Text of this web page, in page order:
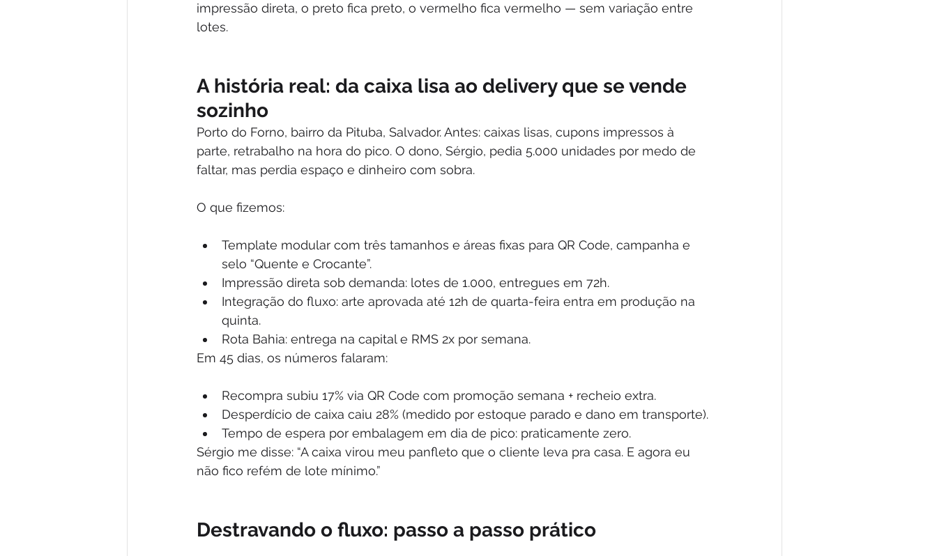
impressão direta, o preto fica preto, o vermelho fica vermelho — sem variação entre
lotes.
A história real: da caixa lisa ao delivery que se vende
sozinho
Porto do Forno, bairro da Pituba, Salvador. Antes: caixas lisas, cupons impressos à
parte, retrabalho na hora do pico. O dono, Sérgio, pedia 5.000 unidades por medo de
faltar, mas perdia espaço e dinheiro com sobra.
O que fizemos:
Template modular com três tamanhos e áreas fixas para QR Code, campanha e
selo “Quente e Crocante”.
Impressão direta sob demanda: lotes de 1.000, entregues em 72h.
Integração do fluxo: arte aprovada até 12h de quarta-feira entra em produção na
quinta.
Rota Bahia: entrega na capital e RMS 2x por semana.
Em 45 dias, os números falaram:
Recompra subiu 17% via QR Code com promoção semana + recheio extra.
Desperdício de caixa caiu 28% (medido por estoque parado e dano em transporte).
Tempo de espera por embalagem em dia de pico: praticamente zero.
Sérgio me disse: “A caixa virou meu panfleto que o cliente leva pra casa. E agora eu
não fico refém de lote mínimo.”
Destravando o fluxo: passo a passo prático